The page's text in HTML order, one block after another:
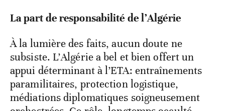
La part de responsabilité de l’Algérie
À la lumière des faits, aucun doute ne
subsiste. L’Algérie a bel et bien offert un
appui déterminant à l’ETA: entraînements
paramilitaires, protection logistique,
médiations diplomatiques soigneusement